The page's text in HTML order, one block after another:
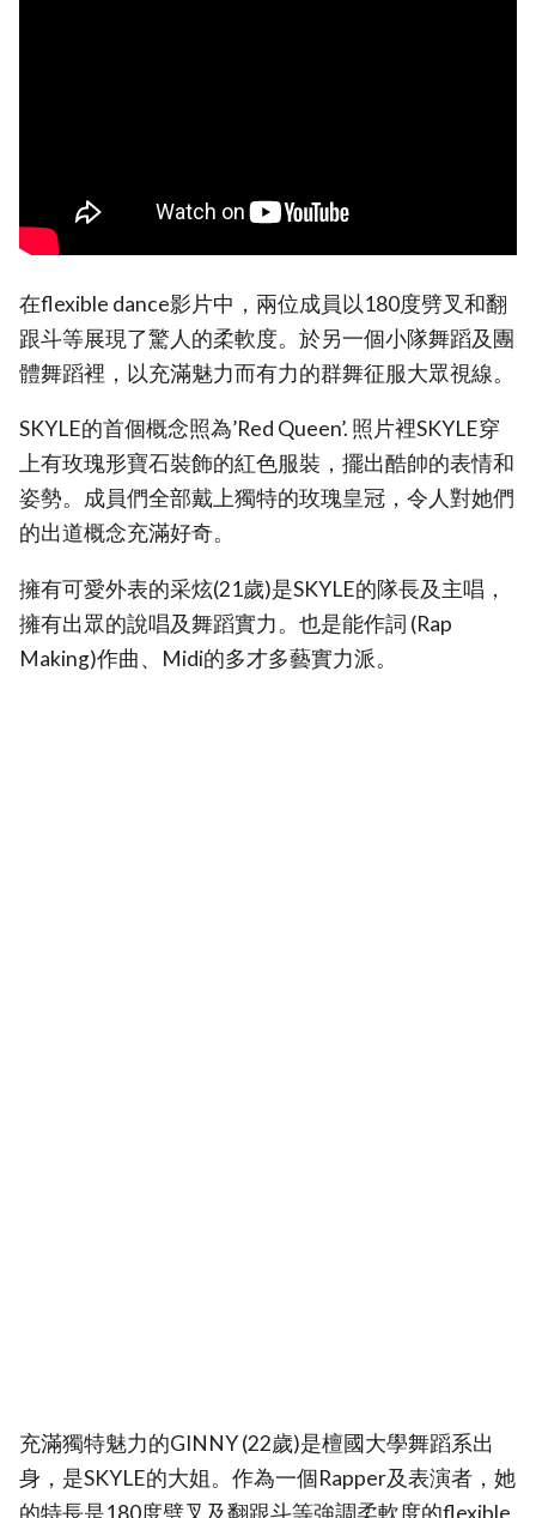
在flexible dance影片中，兩位成員以180度劈叉和翻
跟斗等展現了驚人的柔軟度。於另一個小隊舞蹈及團
體舞蹈裡，以充滿魅力而有力的群舞征服大眾視線。
SKYLE的首個概念照為’Red Queen’. 照片裡SKYLE穿
上有玫瑰形寶石裝飾的紅色服裝，擺出酷帥的表情和
姿勢。成員們全部戴上獨特的玫瑰皇冠，令人對她們
的出道概念充滿好奇。
擁有可愛外表的采炫(21歲)是SKYLE的隊長及主唱，
擁有出眾的說唱及舞蹈實力。也是能作詞 (Rap
Making)作曲、Midi的多才多藝實力派。
充滿獨特魅力的GINNY (22歲)是檀國大學舞蹈系出
身，是SKYLE的大姐。作為一個Rapper及表演者，她